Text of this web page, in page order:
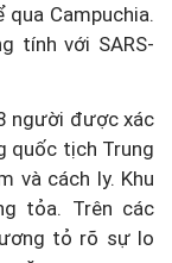
Campuchia.
tính với SARS-
người được xác
quốc tịch Trung
và cách ly. Khu
tỏa. Trên các
tỏ rõ sự lo